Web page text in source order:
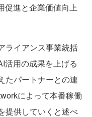
促進と企業価値向上
ライアンス事業統括
活用の成果を上げる
たパートナーとの連
によって本番稼働
提供していくと述べ